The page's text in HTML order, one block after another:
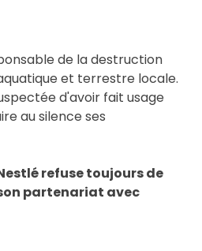
de la destruction
et terrestre locale.
d'avoir fait usage
au silence ses
refuse toujours de
partenariat avec